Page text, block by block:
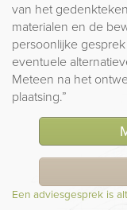
van het
materialen en de
persoonlijke
eventuele
Meteen na het
plaatsing.”
Een adviesgesprek is